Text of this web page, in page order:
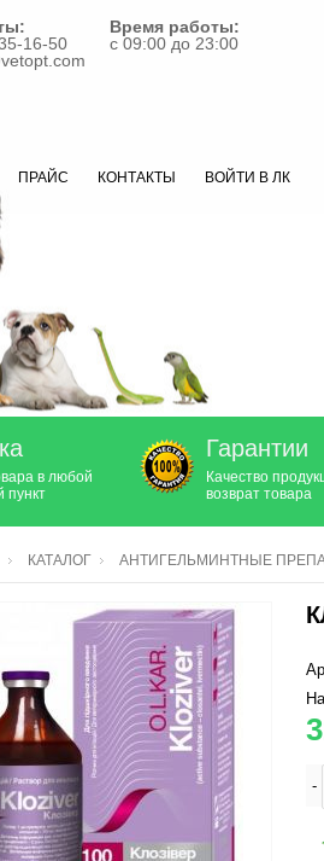
16-50
Время работы:
с 09:00 до 23:00
ПРАЙС КОНТАКТЫ ВОЙТИ В ЛК
в любой
пункт
Гарантии
Качество
возврат товара
КАТАЛОГ АНТИГЕЛЬМИНТНЫЕ
-